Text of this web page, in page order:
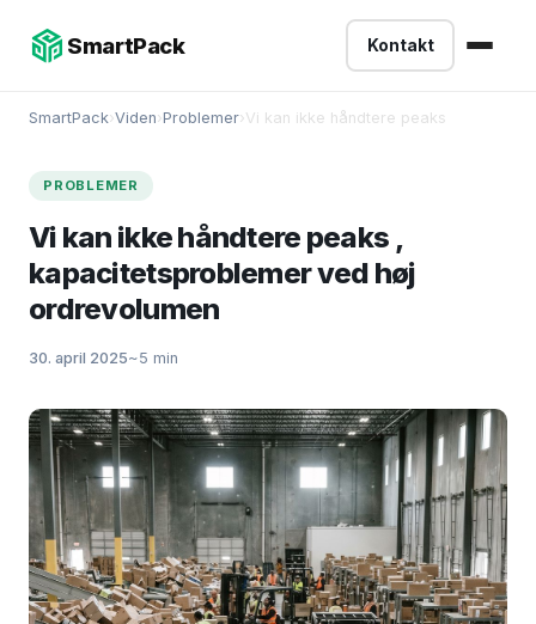
SmartPack Kontakt
SmartPack›Viden›Problemer›Vi kan ikke håndtere peaks
PROBLEMER
Vi kan ikke håndtere peaks ,
kapacitetsproblemer ved høj
ordrevolumen
30. april 2025~5 min